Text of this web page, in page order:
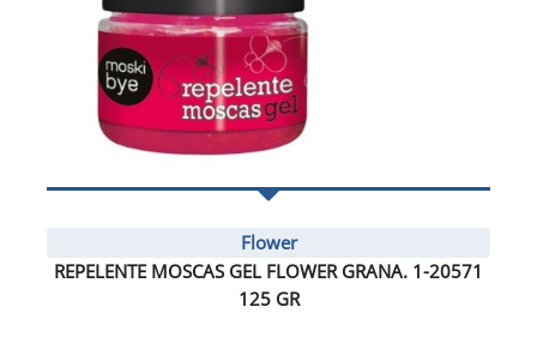
Flower
REPELENTE MOSCAS GEL FLOWER GRANA. 1-20571
125 GR